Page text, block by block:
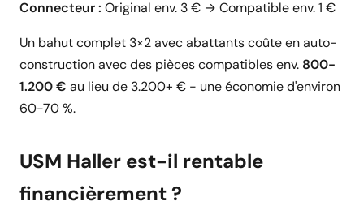
Connecteur : Original env. 3 € → Compatible env. 1 €
Un bahut complet 3×2 avec abattants coûte en auto-
construction avec des pièces compatibles env. 800-
1.200 € au lieu de 3.200+ € - une économie d'environ
60-70 %.
USM Haller est-il rentable
financièrement ?